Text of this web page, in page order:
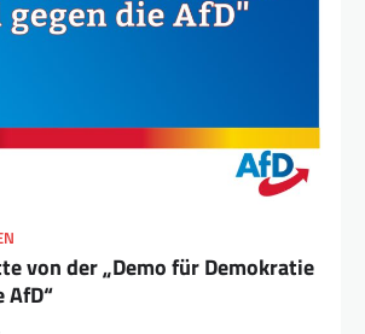
von der „Demo für Demokratie
AfD“